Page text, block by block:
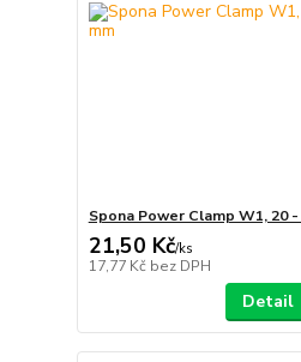
Spona Power Clamp W1, 20 -
21,50 Kč/ks
17,77 Kč bez DPH
Detail